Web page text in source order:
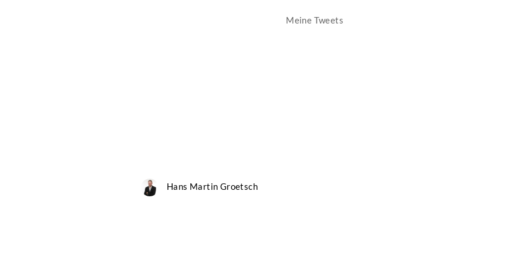
Hans Martin Groetsch
Meine Tweets